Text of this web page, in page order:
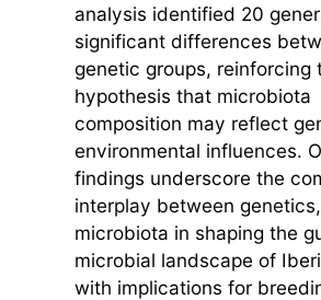
analysis identified 20
significant differences
genetic groups, reinforcing
hypothesis that microbiota
composition may reflect
environmental influences.
findings underscore the
interplay between
microbiota in shaping the
microbial landscape of
with implications for